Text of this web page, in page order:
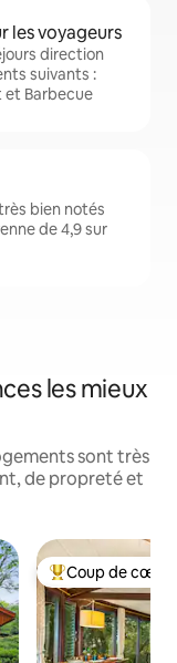
les voyageurs
direction
suivants :
et Barbecue
bien notés
de 4,9 sur
les mieux
sont très
de propreté et
Coups de cœur
Coup de cœur